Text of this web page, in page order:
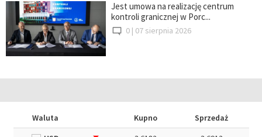
Jest umowa na realizację centrum
kontroli granicznej w Porc...
0 | 07 sierpnia 2026
Waluta Kupno
Sprzedaż